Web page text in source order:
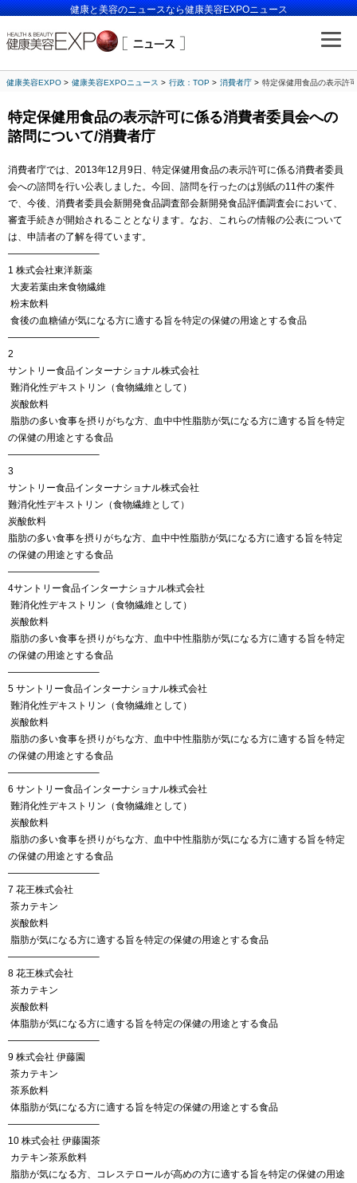
健康と美容のニュースなら健康美容EXPOニュース
健康美容EXPO 健康美容EXPOニュース 行政：TOP 消費者庁 特定保健用食品の表示許
特定保健用食品の表示許可に係る消費者委員会への
諮問について/消費者庁
消費者庁では、2013年12月9日、特定保健用食品の表示許可に係る消費者委員
会への諮問を行い公表しました。今回、諮問を行ったのは別紙の11件の案件
で、今後、消費者委員会新開発食品調査部会新開発食品評価調査会において、
審査手続きが開始されることとなります。なお、これらの情報の公表について
は、申請者の了解を得ています。
—————————–
1 株式会社東洋新薬
大麦若葉由来食物繊維
粉末飲料
食後の血糖値が気になる方に適する旨を特定の保健の用途とする食品
—————————–
2
サントリー食品インターナショナル株式会社
難消化性デキストリン（食物繊維として）
炭酸飲料
脂肪の多い食事を摂りがちな方、血中中性脂肪が気になる方に適する旨を特定
の保健の用途とする食品
—————————–
3
サントリー食品インターナショナル株式会社
難消化性デキストリン（食物繊維として）
炭酸飲料
脂肪の多い食事を摂りがちな方、血中中性脂肪が気になる方に適する旨を特定
の保健の用途とする食品
—————————–
4サントリー食品インターナショナル株式会社
難消化性デキストリン（食物繊維として）
炭酸飲料
脂肪の多い食事を摂りがちな方、血中中性脂肪が気になる方に適する旨を特定
の保健の用途とする食品
—————————–
5 サントリー食品インターナショナル株式会社
難消化性デキストリン（食物繊維として）
炭酸飲料
脂肪の多い食事を摂りがちな方、血中中性脂肪が気になる方に適する旨を特定
の保健の用途とする食品
—————————–
6 サントリー食品インターナショナル株式会社
難消化性デキストリン（食物繊維として）
炭酸飲料
脂肪の多い食事を摂りがちな方、血中中性脂肪が気になる方に適する旨を特定
の保健の用途とする食品
—————————–
7 花王株式会社
茶カテキン
炭酸飲料
脂肪が気になる方に適する旨を特定の保健の用途とする食品
—————————–
8 花王株式会社
茶カテキン
炭酸飲料
体脂肪が気になる方に適する旨を特定の保健の用途とする食品
—————————–
9 株式会社 伊藤園
茶カテキン
茶系飲料
体脂肪が気になる方に適する旨を特定の保健の用途とする食品
—————————–
10 株式会社 伊藤園茶
カテキン茶系飲料
脂肪が気になる方、コレステロールが高めの方に適する旨を特定の保健の用途